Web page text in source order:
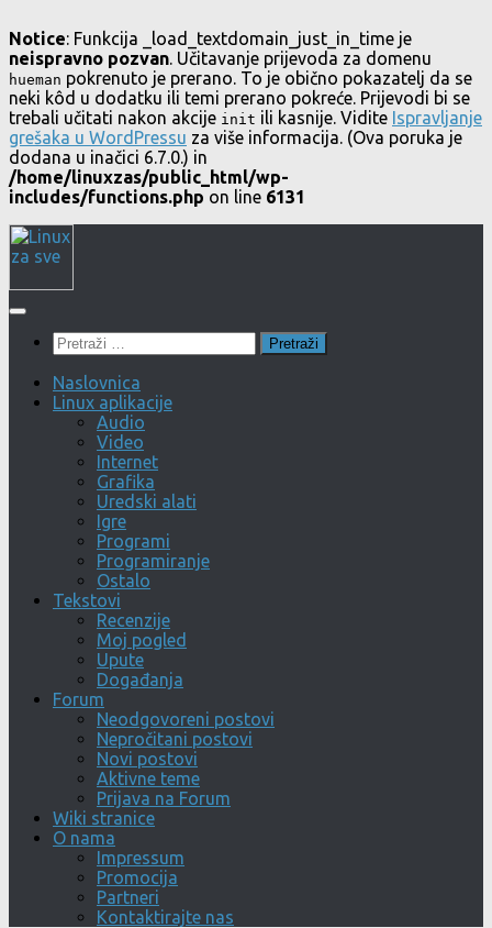
Notice: Funkcija _load_textdomain_just_in_time je
neispravno pozvan. Učitavanje prijevoda za domenu
hueman pokrenuto je prerano. To je obično pokazatelj da se
neki kôd u dodatku ili temi prerano pokreće. Prijevodi bi se
trebali učitati nakon akcije init ili kasnije. Vidite Ispravljanje
grešaka u WordPressu za više informacija. (Ova poruka je
dodana u inačici 6.7.0.) in
/home/linuxzas/public_html/wp-
includes/functions.php on line 6131
Skip
to
Pretraži:
Naslovnica
Linux aplikacije
Audio
Video
Internet
Grafika
Uredski alati
Igre
Programi
Programiranje
Ostalo
Tekstovi
Recenzije
Moj pogled
Upute
Događanja
Forum
Neodgovoreni postovi
Nepročitani postovi
Novi postovi
Aktivne teme
Prijava na Forum
Wiki stranice
O nama
Impressum
Promocija
Partneri
Kontaktirajte nas